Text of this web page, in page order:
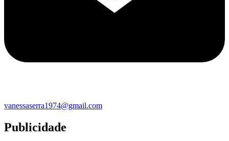
vanessaserra1974@gmail.com
Publicidade